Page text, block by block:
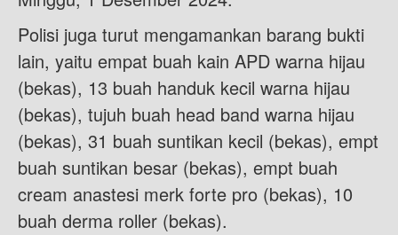
Polisi juga turut mengamankan barang bukti
lain, yaitu empat buah kain APD warna hijau
(bekas), 13 buah handuk kecil warna hijau
(bekas), tujuh buah head band warna hijau
(bekas), 31 buah suntikan kecil (bekas), empt
buah suntikan besar (bekas), empt buah
cream anastesi merk forte pro (bekas), 10
buah derma roller (bekas).